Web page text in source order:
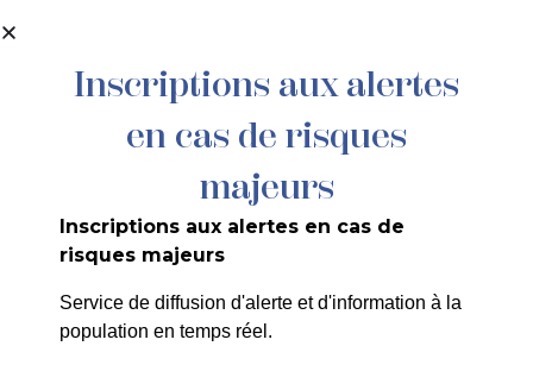
principal
04/25 Arrêté portant reprise de
sépultures en terrain commun
ULE0V
Inscriptions aux alertes
en cas de risques
majeurs
Inscriptions aux alertes en cas de
risques majeurs
Service de diffusion d'alerte et d'information à la
population en temps réel.